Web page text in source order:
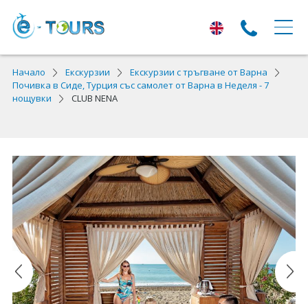
ЕКСКУРЗИИ
Екскурзии с тръгване от Варна
Автобусни екскурзии
Самолетни екскурзии
ПОЧИВКИ
Почивки с тръгване от Варна
Лято 2026
Начало Екскурзии
Екскурзии с тръгване от Варна
Почивка в Сиде, Турция със самолет от Варна в Неделя - 7
нощувки
CLUB NENA